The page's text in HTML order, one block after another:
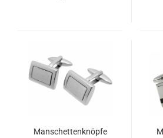
Manschettenknöpfe